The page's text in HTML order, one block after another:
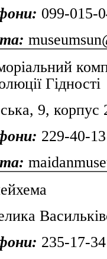
099-015-
Гідності
9, корпус
229-40-13
235-17-34